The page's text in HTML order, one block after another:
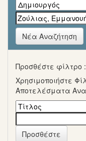
Νέα Αναζήτηση
Προσθέστε φίλτρο :
Χρησιμοποιήστε
Αποτελέσματα